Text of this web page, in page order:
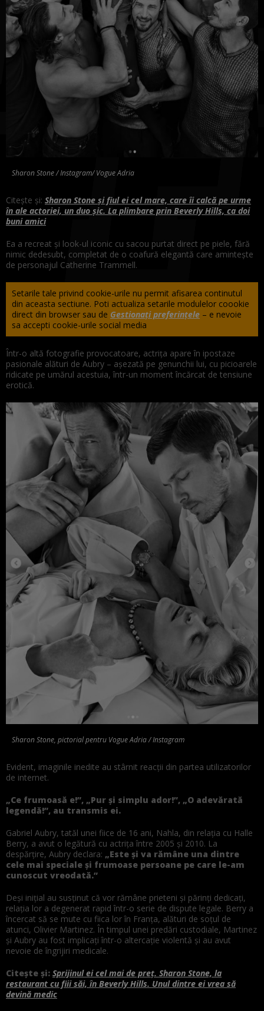
Sharon Stone / Instagram/ Vogue Adria
Citește și: Sharon Stone și fiul ei cel mare, care îi calcă pe urme
în ale actoriei, un duo șic. La plimbare prin Beverly Hills, ca doi
buni amici
Ea a recreat și look-ul iconic cu sacou purtat direct pe piele, fără
nimic dedesubt, completat de o coafură elegantă care amintește
de personajul Catherine Trammell.
Setarile tale privind cookie-urile nu permit afisarea continutul
din aceasta sectiune. Poti actualiza setarile modulelor coookie
direct din browser sau de Gestionați preferințele – e nevoie
sa accepti cookie-urile social media
Într-o altă fotografie provocatoare, actrița apare în ipostaze
pasionale alături de Aubry – așezată pe genunchii lui, cu picioarele
ridicate pe umărul acestuia, într-un moment încărcat de tensiune
erotică.
Sharon Stone, pictorial pentru Vogue Adria / Instagram
Evident, imaginile inedite au stârnit reacții din partea utilizatorilor
de internet.
„Ce frumoasă e!”, „Pur și simplu ador!”, „O adevărată
legendă!”, au transmis ei.
Gabriel Aubry, tatăl unei fiice de 16 ani, Nahla, din relația cu Halle
Berry, a avut o legătură cu actrița între 2005 și 2010. La
despărțire, Aubry declara: „Este și va rămâne una dintre
cele mai speciale și frumoase persoane pe care le-am
cunoscut vreodată.”
Deși inițial au susținut că vor rămâne prieteni și părinți dedicați,
relația lor a degenerat rapid într-o serie de dispute legale. Berry a
încercat să se mute cu fiica lor în Franța, alături de soțul de
atunci, Olivier Martinez. În timpul unei predări custodiale, Martinez
și Aubry au fost implicați într-o altercație violentă și au avut
nevoie de îngrijiri medicale.
Citește și: Sprijinul ei cel mai de preț. Sharon Stone, la
restaurant cu fiii săi, în Beverly Hills. Unul dintre ei vrea să
devină medic